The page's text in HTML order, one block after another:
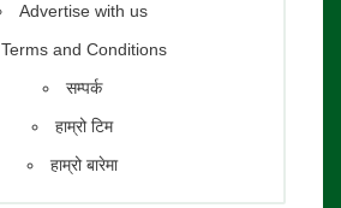
Advertise with us
Terms and Conditions
सम्पर्क
हाम्रो टिम
हाम्रो बारेमा